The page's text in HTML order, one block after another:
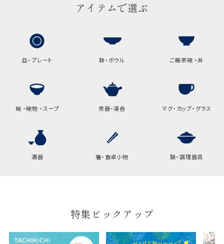
サイズ
横
22cm
幅
9cm
B:京名所 袋
横
30cm
幅
14cm
天掛け包装、ギフト袋対応の商品にはおつけでき
※犬猫時計には、手提袋をお付けできません
アイテムで選ぶ
皿・プレート 鉢・ボウル ご飯茶碗 ・丼
椀 ・碗物 ・スープ 茶器・湯呑 マグ・カップ・グラス
酒器 箸・食卓小物 鍋・調理器具
特集ピックアップ